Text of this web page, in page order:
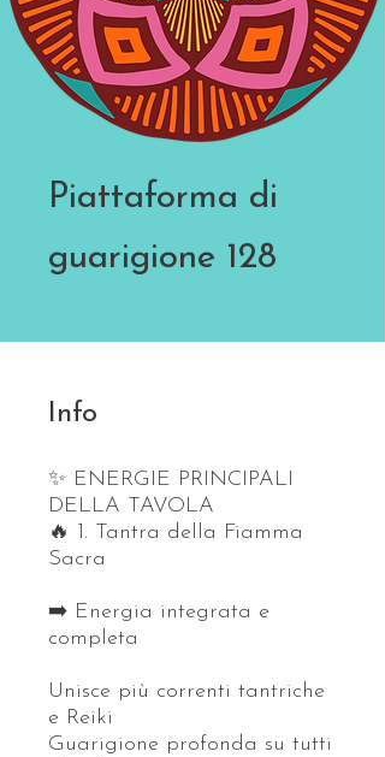
Piattaforma di
guarigione 128
Info
✨ ENERGIE PRINCIPALI
DELLA TAVOLA
🔥 1. Tantra della Fiamma
Sacra
➡️ Energia integrata e
completa
Unisce più correnti tantriche
e Reiki
Guarigione profonda su tutti